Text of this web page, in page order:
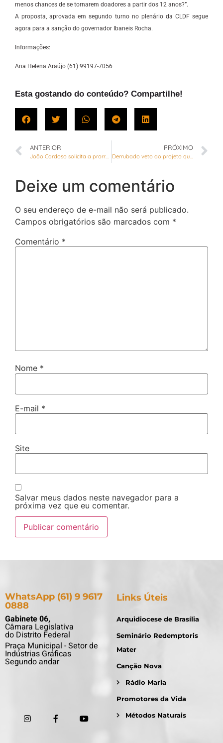
menos chances de se tornarem doadores a partir dos 12 anos?”.
A proposta, aprovada em segundo turno no plenário da CLDF segue
agora para a sanção do governador Ibaneis Rocha.
Informações:
Ana Helena Araújo (61) 99197-7056
Esta gostando do conteúdo? Compartilhe!
ANTERIOR
João Cardoso solicita a prorrogação de licenças dos motoristas de transporte escolar
PRÓXIMO
Derrubado veto ao projeto que obriga postos de gasolina do DF a oferecerem EPIs para frentistas
Deixe um comentário
O seu endereço de e-mail não será publicado.
Campos obrigatórios são marcados com *
Comentário *
Nome *
E-mail *
Site
Salvar meus dados neste navegador para a
próxima vez que eu comentar.
WhatsApp (61) 9 9617
0888
Gabinete 06,
Câmara Legislativa
do Distrito Federal
Praça Municipal - Setor de
Indústrias Gráficas
Segundo andar
Links Úteis
Arquidiocese de Brasília
Seminário Redemptoris
Mater
Canção Nova
Rádio Maria
Promotores da Vida
Métodos Naturais